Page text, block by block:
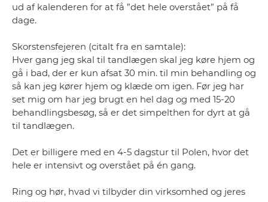
ud af kalenderen for at få ”det hele overstået” på få
dage.
Skorstensfejeren (citalt fra en samtale):
Hver gang jeg skal til tandlægen skal jeg køre hjem og
gå i bad, der er kun afsat 30 min. til min behandling og
så kan jeg kører hjem og klæde om igen. Før jeg har
set mig om har jeg brugt en hel dag og med 15-20
behandlingsbesøg, så er det simpelthen for dyrt at gå
til tandlægen.
Det er billigere med en 4-5 dagstur til Polen, hvor det
hele er intensivt og overstået på én gang.
Ring og hør, hvad vi tilbyder din virksomhed og jeres